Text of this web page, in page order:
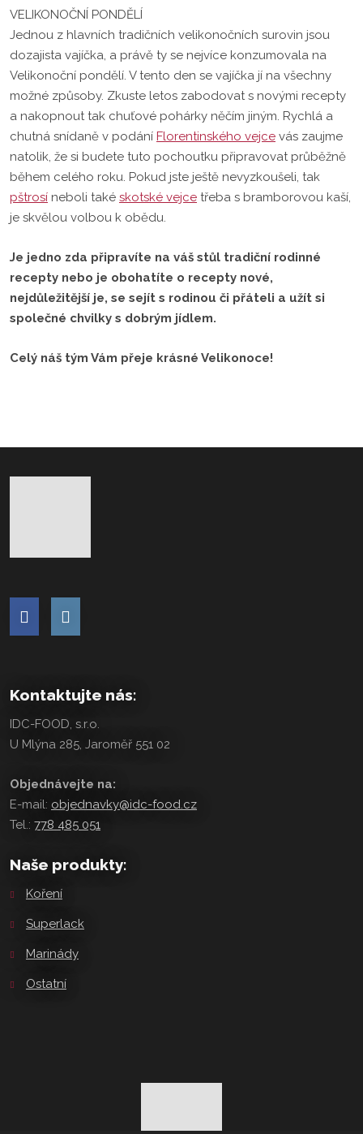
VELIKONOČNÍ PONDĚLÍ
Jednou z hlavních tradičních velikonočních surovin jsou
dozajista vajíčka, a právě ty se nejvíce konzumovala na
Velikonoční pondělí. V tento den se vajíčka jí na všechny
možné způsoby. Zkuste letos zabodovat s novými recepty
a nakopnout tak chuťové pohárky něčím jiným. Rychlá a
chutná snídaně v podání Florentinského vejce vás zaujme
natolik, že si budete tuto pochoutku připravovat průběžně
během celého roku. Pokud jste ještě nevyzkoušeli, tak
pštrosí neboli také skotské vejce třeba s bramborovou kaší,
je skvělou volbou k obědu.
Je jedno zda připravíte na váš stůl tradiční rodinné
recepty nebo je obohatíte o recepty nové,
nejdůležitější je, se sejít s rodinou či přáteli a užít si
společné chvilky s dobrým jídlem.
Celý náš tým Vám přeje krásné Velikonoce!
Kontaktujte nás:
IDC-FOOD, s.r.o.
U Mlýna 285, Jaroměř 551 02
Objednávejte na:
E-mail: objednavky@idc-food.cz
Tel.: 778 485 051
Naše produkty:
Koření
Superlack
Marinády
Ostatní